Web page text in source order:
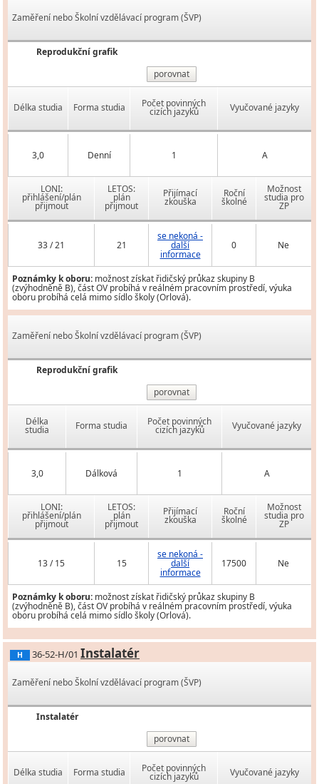
Zaměření nebo Školní vzdělávací program (ŠVP)
Reprodukční grafik
porovnat
Délka studia Forma studia Počet povinných
cizích jazyků Vyučované jazyky
3,0 Denní 1 A
LONI:
přihlášení/plán
přijmout
LETOS:
plán
přijmout
Přijímací
zkouška
Roční
školné
Možnost
studia pro
ZP
33 / 21 21
se nekoná -
další
informace
0 Ne
Poznámky k oboru: možnost získat řidičský průkaz skupiny B
(zvýhodněně B), část OV probíhá v reálném pracovním prostředí, výuka
oboru probíhá celá mimo sídlo školy (Orlová).
Zaměření nebo Školní vzdělávací program (ŠVP)
Reprodukční grafik
porovnat
Délka
studia Forma studia Počet povinných
cizích jazyků Vyučované jazyky
3,0 Dálková 1 A
LONI:
přihlášení/plán
přijmout
LETOS:
plán
přijmout
Přijímací
zkouška
Roční
školné
Možnost
studia pro
ZP
13 / 15 15
se nekoná -
další
informace
17500 Ne
Poznámky k oboru: možnost získat řidičský průkaz skupiny B
(zvýhodněně B), část OV probíhá v reálném pracovním prostředí, výuka
oboru probíhá celá mimo sídlo školy (Orlová).
H 36-52-H/01 Instalatér
Zaměření nebo Školní vzdělávací program (ŠVP)
Instalatér
porovnat
Délka studia Forma studia Počet povinných
cizích jazyků Vyučované jazyky